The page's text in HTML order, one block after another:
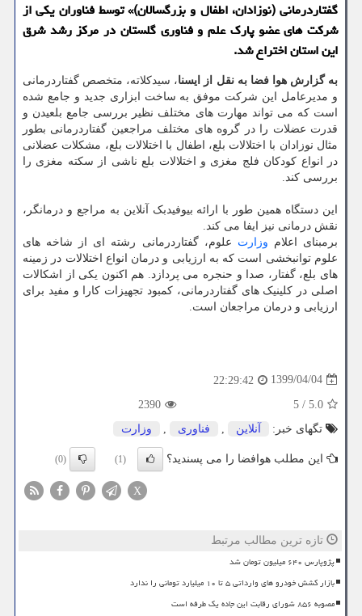
گفتاردرمانی (نوزادان، اطفال و بزرگسالان)» توسط فناوران یكی از
شركت های عضو پارك علم و فناوری گلستان در مركز رشد شرق
این استان اختراع شد.
به گزارش هوا فضا به نقل از ایسنا، سیدکلاته، متخصص گفتاردرمانی
و مدیرعامل این شرکت موفق به ساخت ابزاری جدید و جامع شده
است که می تواند مهارت های مختلف نظیر بررسی جامع بلعیدن و
قدرت عضلات را در گروه های مختلف مراجعین گفتاردرمانی بطور
مثال نوزادان با اختلالات بلع، اطفال با اختلالات بلع، مشکلات عضلانی
در انواع کودکان فلج مغزی و اختلالات بلع ناشی از سکته مغزی را
بررسی کند.
این دستگاه همین طور با ارائه بیوفیدبک آنلاین به مراجع و درمانگر،
نقش درمانی نیز ایفا می کند.
برمبنای اعلام وزارت علوم، گفتاردرمانی رشته ای از شاخه های
علوم توانبخشی است که به ارزیابی و درمان انواع اختلالات در زمینه
های بلع، گفتار، صدا و حنجره می پردازد. هم اکنون یکی از اشکالات
اصلی در کلینیک های گفتاردرمانی، کمبود تجهیزات کارا و مفید برای
ارزیابی و درمان مراجعان است.
1399/04/04
22:29:42
5.0
/
5
2390
تگهای خبر:
آنلاین , فناوری , وزارت
این مطلب هوافضا را می پسندید؟ (1)
(0)
X
تازه ترین مطالب مرتبط
پژوپارس ۶۴۰ میلیون تومان شد
بازار کشش خودرو های وارداتی ۵ تا ۱۰ میلیارد تومانی را ندارد
مصوبه ۸۵۶ شورای رقابت این جاده یک طرفه است